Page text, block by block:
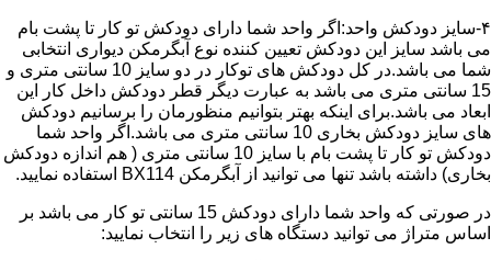
۴-سایز دودکش واحد:اگر واحد شما دارای دودکش تو کار تا پشت بام
می باشد سایز این دودکش تعیین کننده نوع آبگرمکن دیواری انتخابی
شما می باشد.در کل دودکش های توکار در دو سایز 10 سانتی متری و
15 سانتی متری می باشد به عبارت دیگر قطر دودکش داخل کار این
ابعاد می باشد.برای اینکه بهتر بتوانیم منظورمان را برسانیم دودکش
های سایز دودکش بخاری 10 سانتی متری می باشد.اگر واحد شما
دودکش تو کار تا پشت بام با سایز 10 سانتی متری ( هم اندازه دودکش
بخاری) داشته باشد تنها می توانید از آبگرمکن BX114 استفاده نمایید.
در صورتی که واحد شما دارای دودکش 15 سانتی تو کار می باشد بر
اساس متراژ می توانید دستگاه های زیر را انتخاب نمایید: